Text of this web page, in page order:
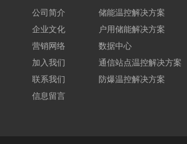
公司简介
企业文化
营销网络
加入我们
联系我们
信息留言
储能温控解决方案
户用储能解决方案
数据中心
通信站点温控解决方案
防爆温控解决方案